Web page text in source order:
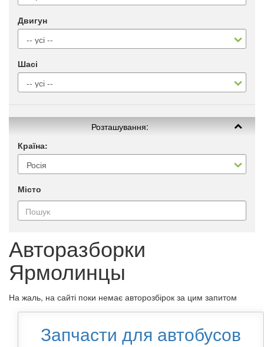
Двигун
Шасі
Розташування:
Країна:
Місто
Авторазборки
Ярмолинцы
На жаль, на сайті поки немає авторозбірок за цим запитом
Запчасти для автобусов